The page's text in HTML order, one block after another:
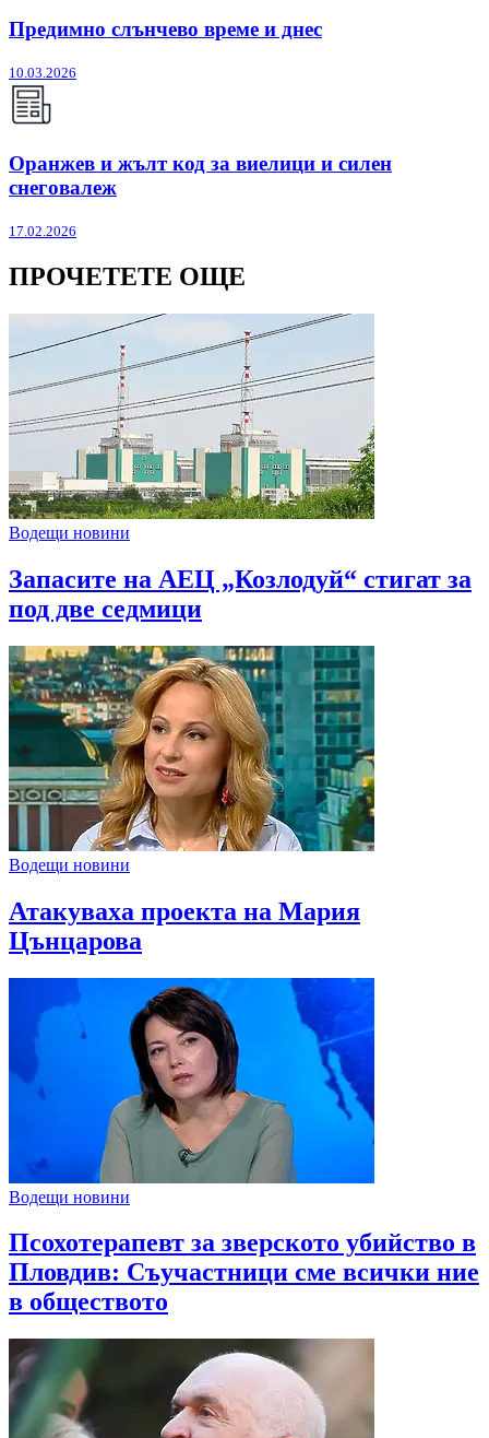
Предимно слънчево време и днес
10.03.2026
Оранжев и жълт код за виелици и силен
снеговалеж
17.02.2026
ПРОЧЕТЕТЕ ОЩЕ
Водещи новини
Запасите на АЕЦ „Козлодуй“ стигат за
под две седмици
Водещи новини
Атакуваха проекта на Мария
Цънцарова
Водещи новини
Псохотерапевт за зверското убийство в
Пловдив: Съучастници сме всички ние
в обществото